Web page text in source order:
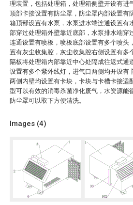
理装置，包括处理箱，处理箱侧壁开设有进
顶部卡接设置有防尘罩，防尘罩内部设置有
箱顶部设置有水泵，水泵进水端连通设置有
部穿过处理箱外壁靠近底部，水泵排水端穿
连通设置有喷板，喷板底部设置有多个喷头
置有灰尘收集腔，灰尘收集腔右侧设置有多
隔板将处理箱内部靠近中心处隔成往返式通
设置有多个紫外线灯，进气口两侧均开设有
两侧内壁均设置有卡块，卡块与卡槽卡接适
型可以有效的消毒杀菌净化废气，水资源能
防尘罩可以取下方便清洗。
Images (4)